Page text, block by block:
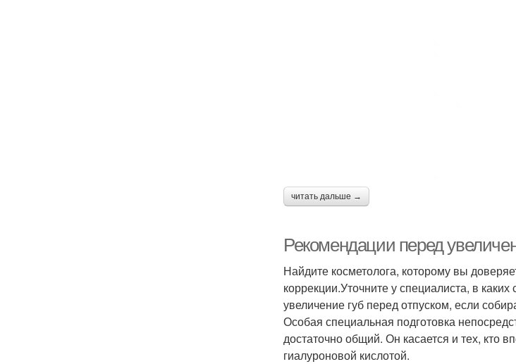
читать дальше →
Рекомендации перед
Найдите косметолога, которому вы
коррекции.Уточните у специалиста, в
увеличение губ перед отпуском, если
Особая специальная подготовка
достаточно общий. Он касается и тех, кто
гиалуроновой кислотой.